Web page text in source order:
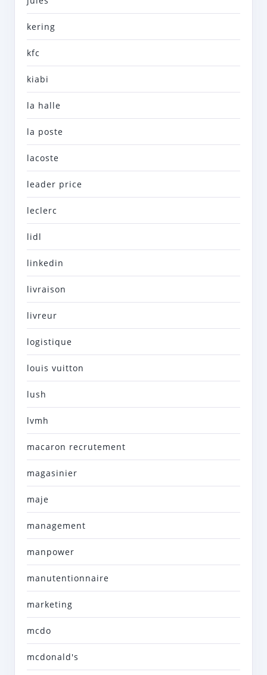
kering
kfc
kiabi
la halle
la poste
lacoste
leader price
leclerc
lidl
linkedin
livraison
livreur
logistique
louis vuitton
lush
lvmh
macaron recrutement
magasinier
maje
management
manpower
manutentionnaire
marketing
mcdo
mcdonald's